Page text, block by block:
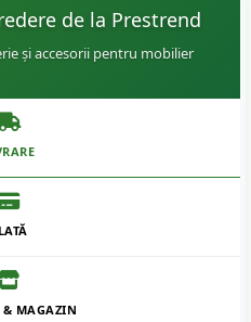
de la Prestrend
și accesorii pentru mobilier
& MAGAZIN